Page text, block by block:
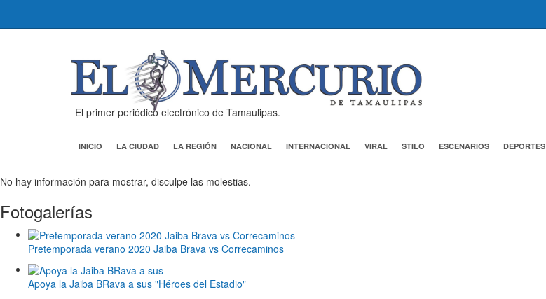
El primer periódico electrónico de Tamaulipas.
INICIO LA CIUDAD LA REGIÓN NACIONAL INTERNACIONAL VIRAL STILO ESCENARIOS DEPORTES
No hay información para mostrar, disculpe las molestias.
Fotogalerías
Pretemporada verano 2020 Jaiba Brava vs Correcaminos
Apoya la Jaiba BRava a sus "Héroes del Estadio"